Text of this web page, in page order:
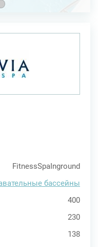
FitnessSpaInground
бассейны
400
230
138